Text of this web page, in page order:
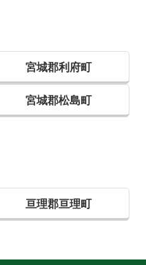
宮城郡利府町
宮城郡松島町
亘理郡亘理町